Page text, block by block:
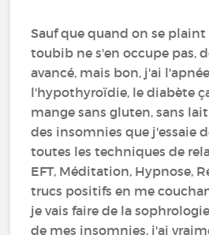
Sauf que quand on se plaint
toubib ne s'en occupe pas,
avancé, mais bon, j'ai
l'hypothyroïdie, le diabète
mange sans gluten, sans lait
des insomnies que j'essaie
toutes les techniques de
EFT, Méditation, Hypnose,
trucs positifs en me
je vais faire de la
de mes insomnies, j'ai